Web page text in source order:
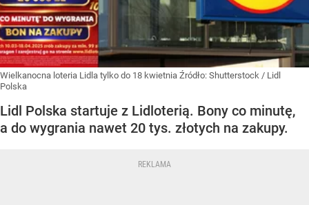
Wielkanocna loteria Lidla tylko do 18 kwietnia Źródło: Shutterstock / Lidl
Polska
Lidl Polska startuje z Lidloterią. Bony co minutę,
a do wygrania nawet 20 tys. złotych na zakupy.